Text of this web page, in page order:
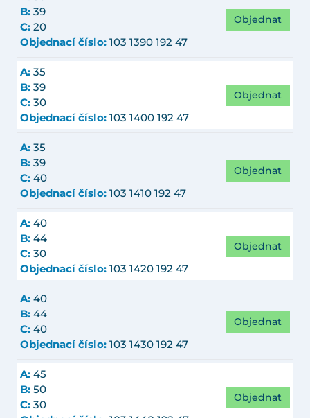
B: 39
C: 20
Objednací číslo: 103 1390 192 47
Objednat
A: 35
B: 39
C: 30
Objednací číslo: 103 1400 192 47
Objednat
A: 35
B: 39
C: 40
Objednací číslo: 103 1410 192 47
Objednat
A: 40
B: 44
C: 30
Objednací číslo: 103 1420 192 47
Objednat
A: 40
B: 44
C: 40
Objednací číslo: 103 1430 192 47
Objednat
A: 45
B: 50
C: 30
Objednat